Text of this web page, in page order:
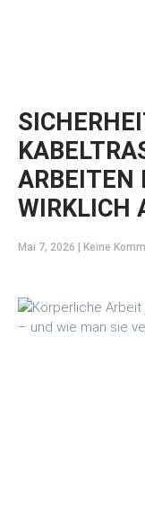
ARBEITEN
WIRKLICH
Mai 7, 2026 Keine